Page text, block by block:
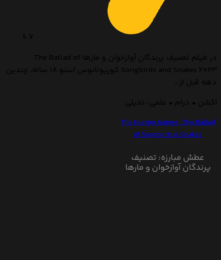
6.7
در فیلم تصنیف پرندگان آوازخوان و مارها The Ballad of
Songbirds and Snakes 2023 کوریولانوس اسنو 18 ساله، چندین
دهه قبل از…
اکشن • درام • علمی-تخیلی
The Hunger Games: The Ballad
of Songbirds & Snakes
عطش مبارزه: تصنیف
پرندگان آوازخوان و مارها